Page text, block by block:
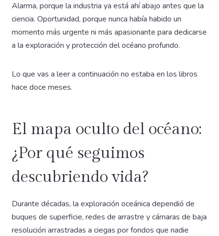
Alarma, porque la industria ya está ahí abajo antes que la
ciencia. Oportunidad, porque nunca había habido un
momento más urgente ni más apasionante para dedicarse
a la exploración y protección del océano profundo.
Lo que vas a leer a continuación no estaba en los libros
hace doce meses.
El mapa oculto del océano:
¿Por qué seguimos
descubriendo vida?
Durante décadas, la exploración oceánica dependió de
buques de superficie, redes de arrastre y cámaras de baja
resolución arrastradas a ciegas por fondos que nadie